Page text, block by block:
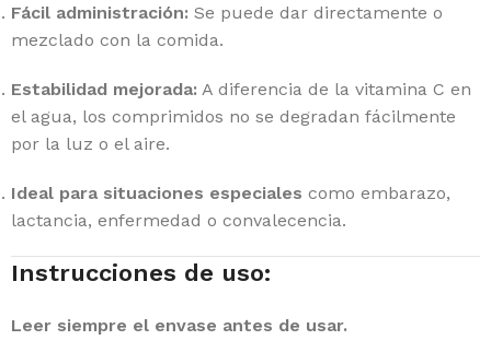
Fácil administración: Se puede dar directamente o
mezclado con la comida.
Estabilidad mejorada: A diferencia de la vitamina C en
el agua, los comprimidos no se degradan fácilmente
por la luz o el aire.
Ideal para situaciones especiales como embarazo,
lactancia, enfermedad o convalecencia.
Instrucciones de uso:
Leer siempre el envase antes de usar.